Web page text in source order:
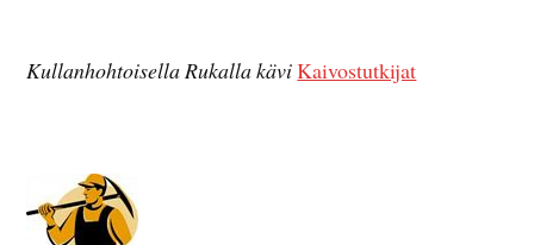
Kullanhohtoisella Rukalla käviKaivostutkijat